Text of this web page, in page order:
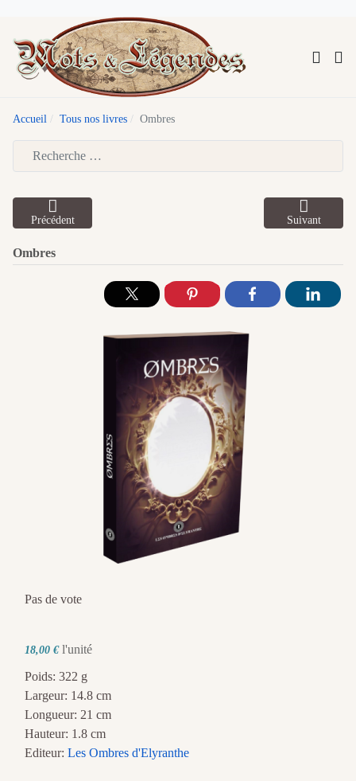
Accueil Tous nos livres Ombres
Précédent Suivant
Ombres
Pas de vote
18,00 € l'unité
Poids: 322 g
Largeur: 14.8 cm
Longueur: 21 cm
Hauteur: 1.8 cm
Editeur: Les Ombres d'Elyranthe